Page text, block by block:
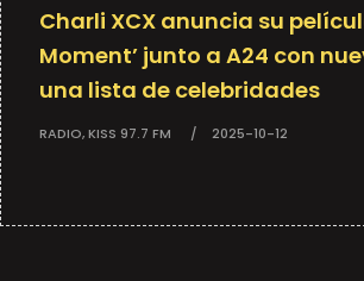
Charli XCX anuncia su
Moment’ junto a A24 con
una lista de celebridades
RADIO, KISS 97.7 FM 2025-10-12